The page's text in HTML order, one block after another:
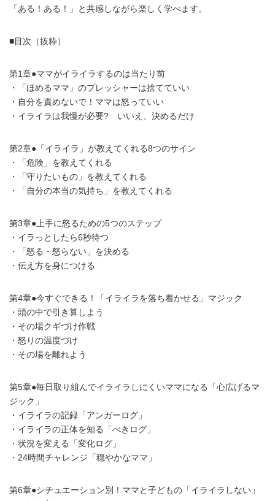
「ある！ある！」と共感しながら楽しく学べます。
■目次（抜粋）
第1章●ママがイライラするのは当たり前
・「ほめるママ」のプレッシャーは捨てていい
・自分を責めないで！ママは怒っていい
・イライラは我慢が必要? いいえ、決めるだけ
第2章●「イライラ」が教えてくれる8つのサイン
・「危険」を教えてくれる
・「守りたいもの」を教えてくれる
・「自分の本当の気持ち」を教えてくれる
第3章●上手に怒るための5つのステップ
・イラっとしたら6秒待つ
・「怒る・怒らない」を決める
・伝え方を身につける
第4章●今すぐできる！「イライラを落ち着かせる」マジック
・頭の中で引き算しよう
・その場クギづけ作戦
・怒りの温度づけ
・その場を離れよう
第5章●毎日取り組んでイライラしにくいママになる「心広げるマ
ジック」
・イライラの記録「アンガーログ」
・イライラの正体を知る「べきログ」
・状況を変える「変化ログ」
・24時間チャレンジ「穏やかなママ」
第6章●シチュエーション別！ママと子どもの「イライラしない」